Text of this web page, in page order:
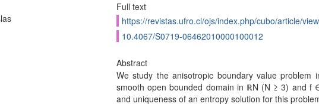
Full text
https://revistas.ufro.cl/ojs/index.php/cubo/article/
10.4067/S0719-06462010000100012
Abstract
We study the anisotropic boundary value
smooth open bounded domain in ℝN (N ≥ 3) and f
and uniqueness of an entropy solution for this